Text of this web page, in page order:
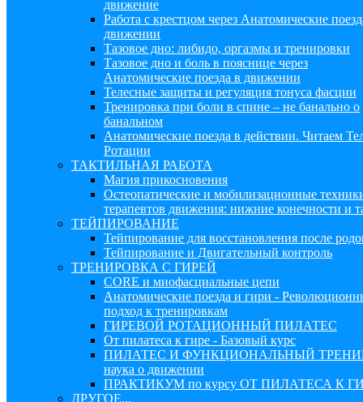
движение
Работа с крестцом через Анатомические
движении
Тазовое дно: либидо, оргазмы и тренировки
Тазовое дно и боль в пояснице через
Анатомические поезда в движении
Телесные защиты и регуляция тонуса фасции
Тренировка при боли в спине – не банально о
банальном
Анатомические поезда в действии. Читаем
Ротации
ТАКТИЛЬНАЯ РАБОТА
Магия прикосновения
Остеопатические и мобилизационные
терапевтов движения: нижние конечности и
ТЕЙПИРОВАНИЕ
Тейпирование для восстановления после
Тейпирование и Двигательный контроль
ТРЕНИРОВКА С ГИРЕЙ
CORE и миофасциальные цепи
Анатомические поезда и гири -
подход к тренировкам
ГИРЕВОЙ РОТАЦИОННЫЙ ПИЛАТЕС
От пилатеса к гире - Базовый курс
ПИЛАТЕС И ФУНКЦИОНАЛЬНЫЙ
наука о движении
ПРАКТИКУМ по курсу ОТ ПИЛАТЕСА К
ДРУГОЕ...